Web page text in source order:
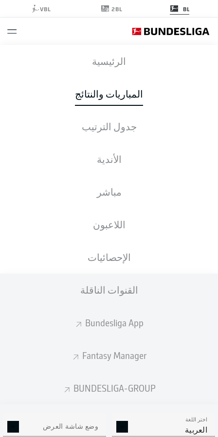
BL
2BL
VBL
الرئيسية
المباريات والنتائج
جدول الترتيب
الأندية
مباشر
اللاعبون
الإحصائيات
القنوات الناقلة
Bundesliga App
Fantasy Manager
BUNDESLIGA-GROUP
اختر اللغة
العربية وضع شاشة العرض
الأخبار التشكيلات الإحصائيات
0